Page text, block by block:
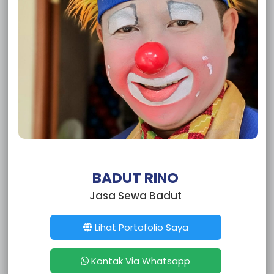
Sewa Badut Tangerang Karawaci
Sewa Badut Tangerang Karang Tengah
Sewa Badut Tangerang Jatiuwung
Sewa Badut Tangerang Cipondoh
Sewa Badut Tangerang Ciledug
Sewa Badut Tangerang Cibodas
Sewa Badut Tangerang Benda
Sewa Badut Tangerang Batuceper
Sewa Badut Depok Tapos
Sewa Badut Depok Sukmajaya
Sewa Badut Depok Limo
Sewa Badut Depok Cipayung
Sewa Badut Depok Cinere
Sewa Badut Depok Cimanggis
Sewa badut Depok Cilodong
Sewa Badut Depok Bojongsari
Sewa Badut Depok Beji
Sewa Badut Bekasi Rawalumbu
BADUT RINO
Jasa Sewa Badut
Lihat Portofolio Saya
Kontak Via Whatsapp